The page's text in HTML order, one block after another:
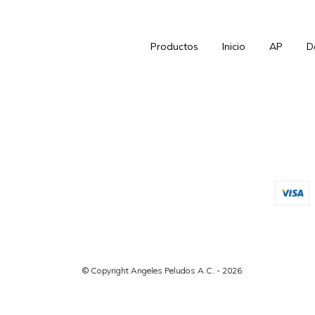
Productos Inicio AP
© Copyright Angeles Peludos A.C. - 2026